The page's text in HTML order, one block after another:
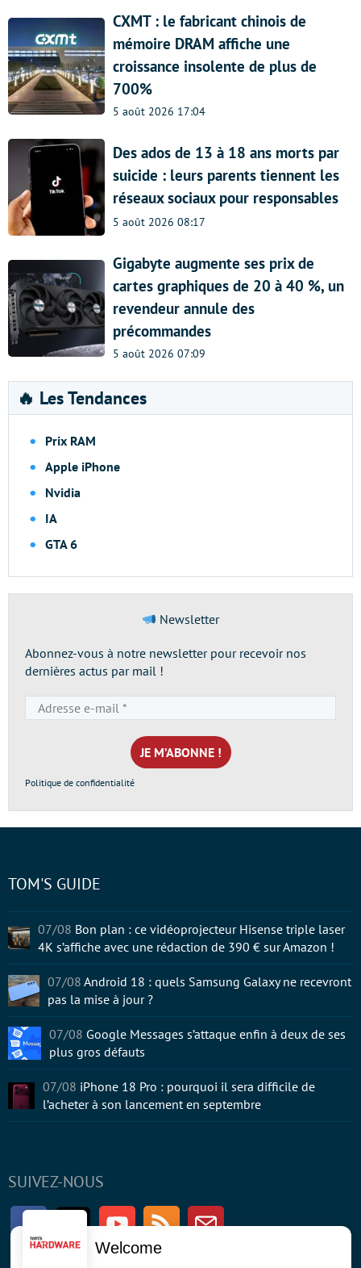
CXMT : le fabricant chinois de
mémoire DRAM affiche une
croissance insolente de plus de
700%
5 août 2026 17:04
Des ados de 13 à 18 ans morts par
suicide : leurs parents tiennent les
réseaux sociaux pour responsables
5 août 2026 08:17
Gigabyte augmente ses prix de
cartes graphiques de 20 à 40 %, un
revendeur annule des
précommandes
5 août 2026 07:09
🔥 Les Tendances
Prix RAM
Apple iPhone
Nvidia
IA
GTA 6
Newsletter
Abonnez-vous à notre newsletter pour recevoir nos
dernières actus par mail !
e-
mail
*
Politique de confidentialité
SUIVEZ-NOUS
FacebookTwitter Youtube RSS Newsletter
TOM'S GUIDE
07/08 Bon plan : ce vidéoprojecteur Hisense triple laser
4K s’affiche avec une rédaction de 390 € sur Amazon !
07/08 Android 18 : quels Samsung Galaxy ne recevront
pas la mise à jour ?
07/08 Google Messages s’attaque enfin à deux de ses
plus gros défauts
07/08 iPhone 18 Pro : pourquoi il sera difficile de
l’acheter à son lancement en septembre
Welcome